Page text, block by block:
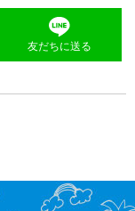
友だちに送る